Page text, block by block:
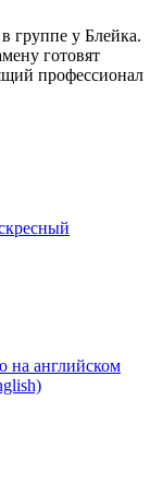
группе у Блейка.
готовят
профессионал
на английском